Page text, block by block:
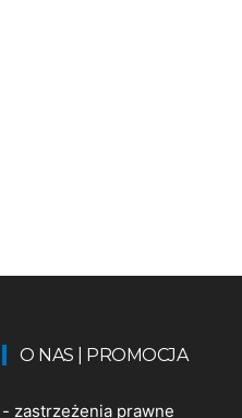
O NAS | PROMOCJA
- zastrzeżenia prawne